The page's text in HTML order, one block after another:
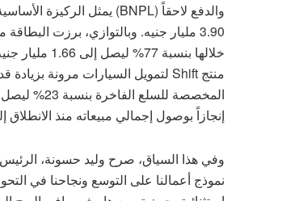
3.90 مليار جنيه. وبالتوازي، برزت
إنجازاً بوصول إجمالي مبيعاته منذ الانطلاق إلى 226 مليون
نموذج أعمالنا على التوسع ونجاحنا في